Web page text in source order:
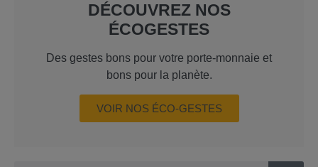
DÉCOUVREZ NOS
ÉCOGESTES
Des gestes bons pour votre porte-monnaie et
bons pour la planète.
VOIR NOS ÉCO-GESTES